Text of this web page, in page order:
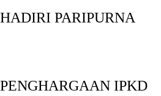
PARIPURNA
IPKD